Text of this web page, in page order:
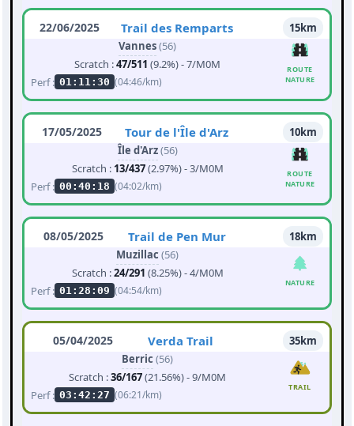
22/06/2025 Trail des Remparts
15km
Vannes(56)
Scratch :47/511 (9.2%) - 7/M0M
Perf : 01:11:30 (04:46/km)
ROUTE
NATURE
17/05/2025 Tour de l'Île d'Arz
10km
Île d'Arz(56)
Scratch : 13/437(2.97%) - 3/M0M
Perf : 00:40:18 (04:02/km)
ROUTE
NATURE
08/05/2025 Trail de Pen Mur
18km
Muzillac (56)
Scratch :24/291 (8.25%) - 4/M0M
Perf : 01:28:09 (04:54/km)
NATURE
05/04/2025 Verda Trail
35km
Berric (56)
Scratch :36/167(21.56%) - 9/M0M
Perf : 03:42:27 (06:21/km)
TRAIL